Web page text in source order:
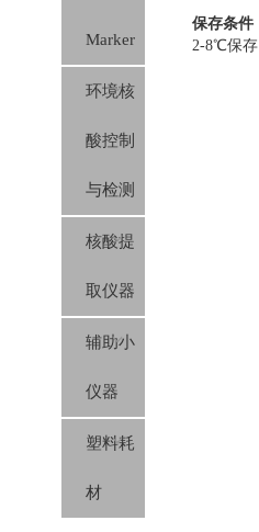
Marker
环境核
酸控制
与检测
核酸提
取仪器
辅助小
仪器
塑料耗
材
保存条件
2-8℃保存